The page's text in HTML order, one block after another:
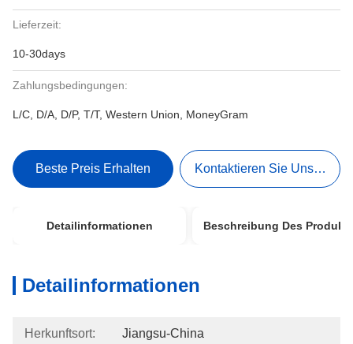
Lieferzeit:
10-30days
Zahlungsbedingungen:
L/C, D/A, D/P, T/T, Western Union, MoneyGram
Beste Preis Erhalten Kontaktieren Sie Uns Jetzt
Detailinformationen Beschreibung Des
Detailinformationen
Herkunftsort: Jiangsu-China